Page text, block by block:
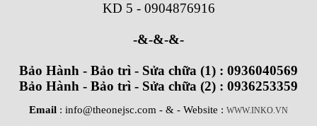
KD 5 - 0904876916
-&-&-&-
Bảo Hành - Bảo trì - Sửa chữa (1) : 0936040569
Bảo Hành - Bảo trì - Sửa chữa (2) : 0936253359
Email : info@theonejsc.com - & - Website : WWW.INKO.VN